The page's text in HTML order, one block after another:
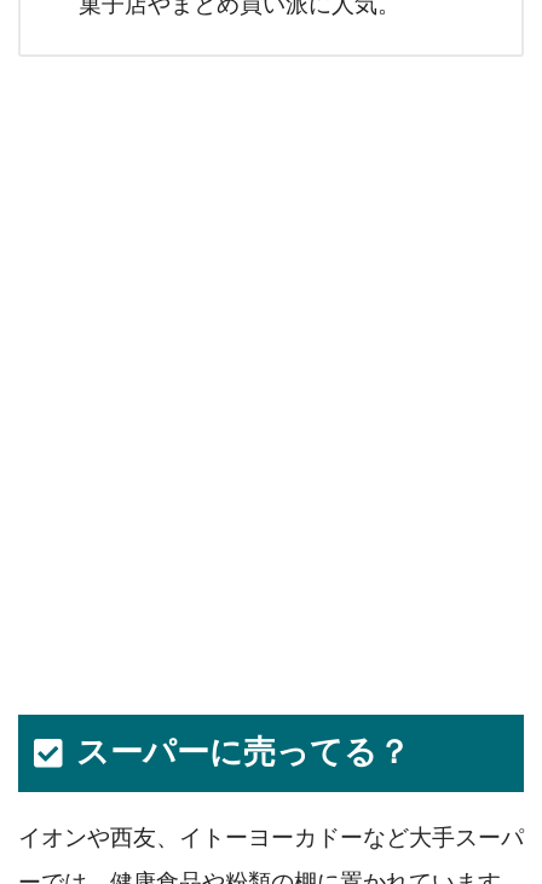
スーパーに売ってる？
イオンや西友、イトーヨーカドーなど大手スーパ